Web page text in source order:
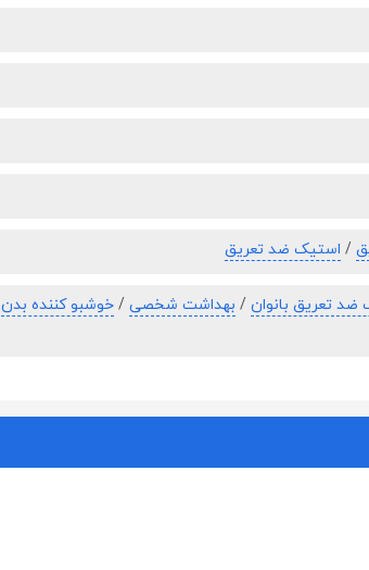
/ استیک ضد تعریق
ضد تعریق بانوان / بهداشت شخصی / خوشبو کننده بدن